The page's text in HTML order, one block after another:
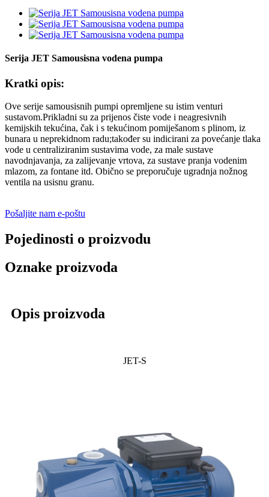
Serija JET Samousisna vodena pumpa
Kratki opis:
Ove serije samousisnih pumpi opremljene su istim venturi
sustavom.Prikladni su za prijenos čiste vode i neagresivnih
kemijskih tekućina, čak i s tekućinom pomiješanom s plinom, iz
bunara u neprekidnom radu;također su indicirani za povećanje tlaka
vode u centraliziranim sustavima vode, za male sustave
navodnjavanja, za zalijevanje vrtova, za sustave pranja vodenim
mlazom, za fontane itd. Obično se preporučuje ugradnja nožnog
ventila na usisnu granu.
Pošaljite nam e-poštu
Pojedinosti o proizvodu
Oznake proizvoda
Opis proizvoda
JET-S